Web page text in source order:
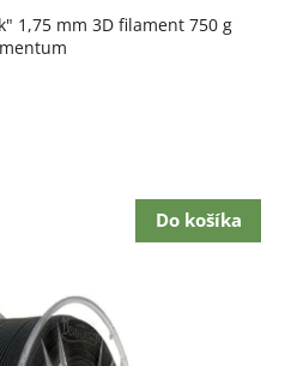
1,75 mm 3D filament 750 g
Do košíka